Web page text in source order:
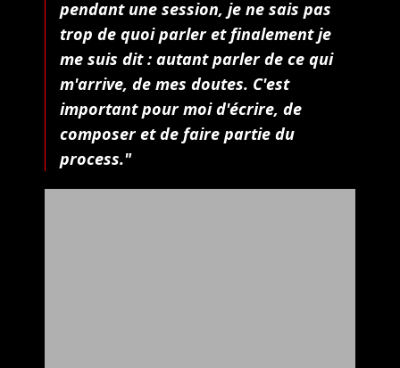
pendant une session, je ne sais pas
trop de quoi parler et finalement je
me suis dit : autant parler de ce qui
m'arrive, de mes doutes. C'est
important pour moi d'écrire, de
composer et de faire partie du
process."